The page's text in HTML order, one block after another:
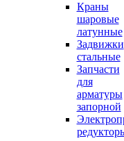
Краны
шаровые
латунные
Задвижки
стальные
Запчасти
для
арматуры
запорной